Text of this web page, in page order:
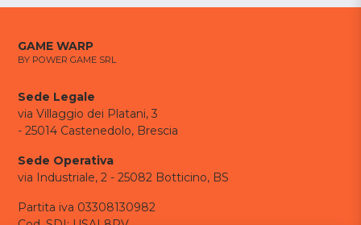
GAME WARP
BY POWER GAME SRL
Sede Legale
via Villaggio dei Platani, 3
- 25014 Castenedolo, Brescia
Sede Operativa
via Industriale, 2 - 25082 Botticino, BS
Partita iva 03308130982